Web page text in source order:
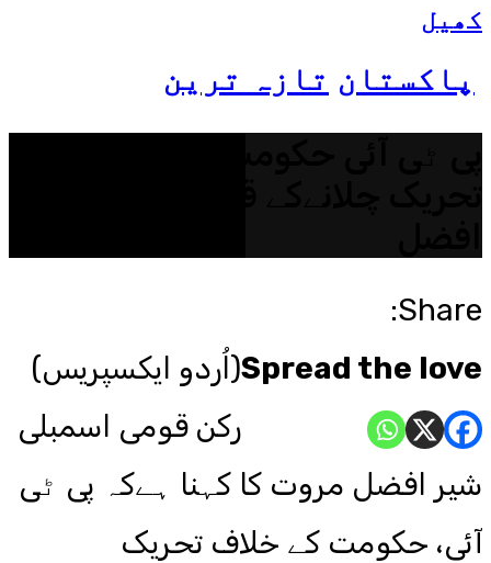
کھیل
پاکستان تازہ ترین
Share:
Spread the love(اُردو ایکسپریس)
رکن قومی اسمبلی
شیر افضل مروت کا کہنا ہےکہ پی ٹی
آئی، حکومت کے خلاف تحریک